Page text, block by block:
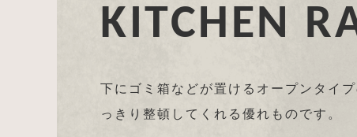
KITCHEN
下にゴミ箱などが置けるオープンタイ
っきり整頓してくれる優れものです。